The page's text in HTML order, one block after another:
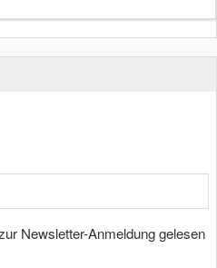
Newsletter-Anmeldung gelesen